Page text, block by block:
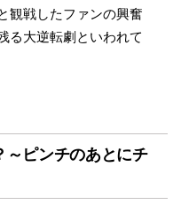
観戦したファンの興奮
る大逆転劇といわれて
～ピンチのあとにチ